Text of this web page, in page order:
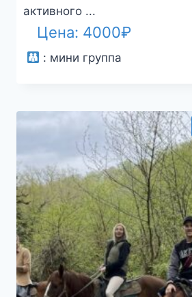
активного ...
Цена: 4000₽
: мини группа